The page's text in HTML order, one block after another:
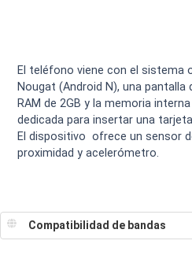
El teléfono viene con el sistema
Nougat (Android N), una pantalla
RAM de 2GB y la memoria
dedicada para insertar una
El dispositivo ofrece un sensor
proximidad y acelerómetro.